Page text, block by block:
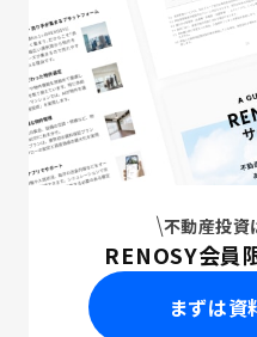
不動産投資
RENOSY会員
まずは資